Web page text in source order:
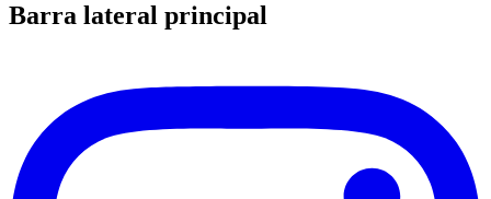
Barra lateral principal